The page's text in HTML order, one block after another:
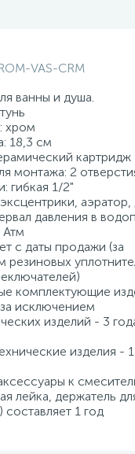
VAS-CRM
ванны и душа.
хром
18,3 см
картридж
монтажа: 2
гибкая 1/2"
аэратор,
давления в
Атм
с даты продажи (за
резиновых
комплектующие
исключением
изделий - 3
изделия -
к
лейка, держатель
1 год